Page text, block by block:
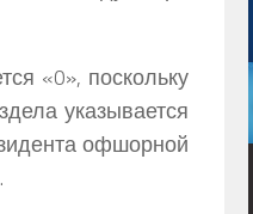
«0», поскольку
указывается
офшорной